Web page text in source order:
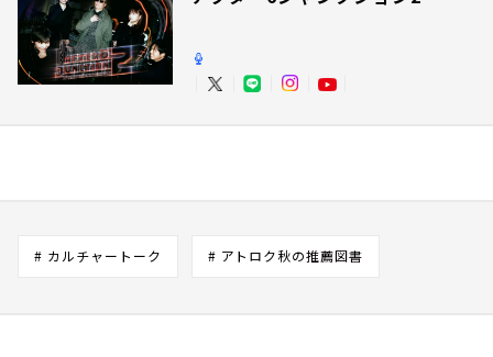
# カルチャートーク # アトロク秋の推薦図書